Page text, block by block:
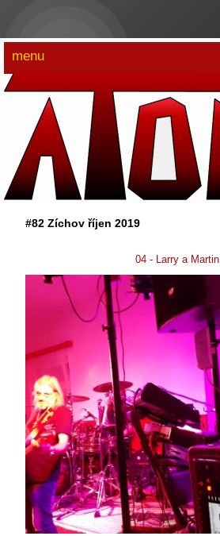
#82 Zíchov říjen 2019
04 - Larry a Martin
menu